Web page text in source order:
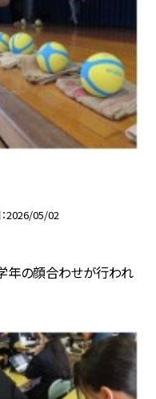
2026/05/02
年の顔合わせが行われ